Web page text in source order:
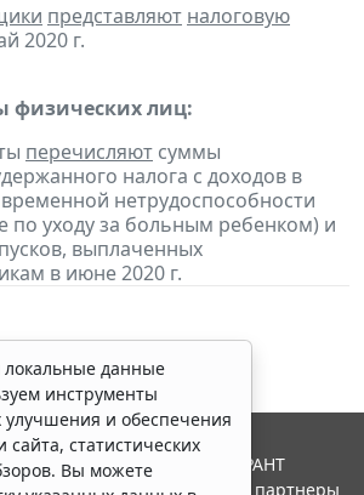
представляют налоговую
2020 г.
физических лиц:
перечисляют суммы
налога с доходов в
нетрудоспособности
по уходу за больным ребенком) и
выплаченных
в июне 2020 г.
данные
инструменты
улучшения и обеспечения
сайта, статистических
Вы можете
СЕРВИС", 2026. Система ГАРАНТ
года. Компания "Гарант" и ее партнеры